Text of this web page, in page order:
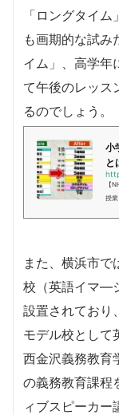
「ロングタイ
も画期的な試み
イム」、高学年
て午後のレッス
るのでしょう。
小
と
【
授
また、横浜市
校（英語イマ―
設置されており
モデル校として
西金沢義務教育
の義務教育課程
ィブスピーカー